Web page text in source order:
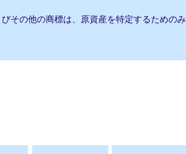
その他の商標は、原資産を特定するためのみ